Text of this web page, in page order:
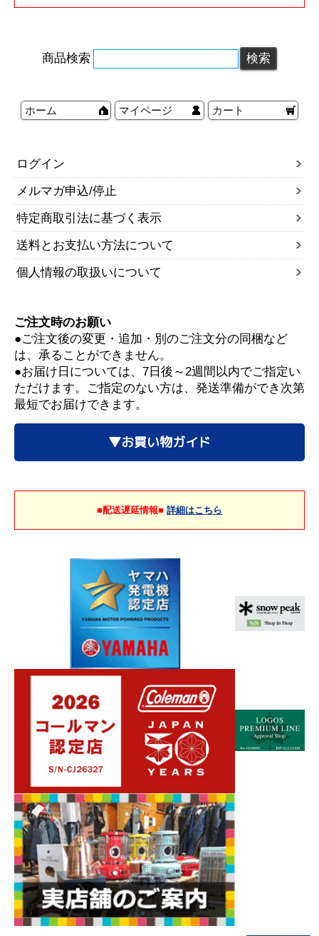
商品検索
ホーム マイページ カート
ログイン
メルマガ申込/停止
特定商取引法に基づく表示
送料とお支払い方法について
個人情報の取扱いについて
ご注文時のお願い
●ご注文後の変更・追加・別のご注文分の同梱など
は、承ることができません。
●お届け日については、7日後～2週間以内でご指定い
ただけます。ご指定のない方は、発送準備ができ次第
最短でお届けできます。
▼お買い物ガイド
■配送遅延情報■ 詳細はこちら